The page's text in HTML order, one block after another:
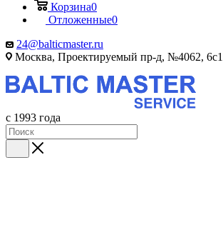
Корзина0
Отложенные0
24@balticmaster.ru
Москва, Проектируемый пр-д, №4062, 6с1
с 1993 года